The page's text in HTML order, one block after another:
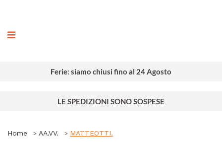
Ferie: siamo chiusi fino al 24 Agosto
LE SPEDIZIONI SONO SOSPESE
Home AA.VV. MATTEOTTI.